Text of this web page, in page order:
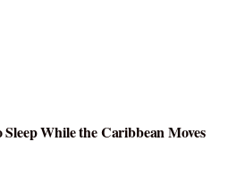
While the Caribbean Moves